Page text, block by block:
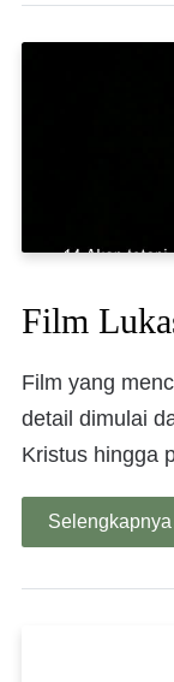
Film
Film yang
detail dimulai
Kristus hingga